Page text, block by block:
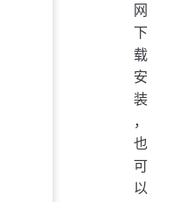
网
下
载
安
装
，
也
可
以